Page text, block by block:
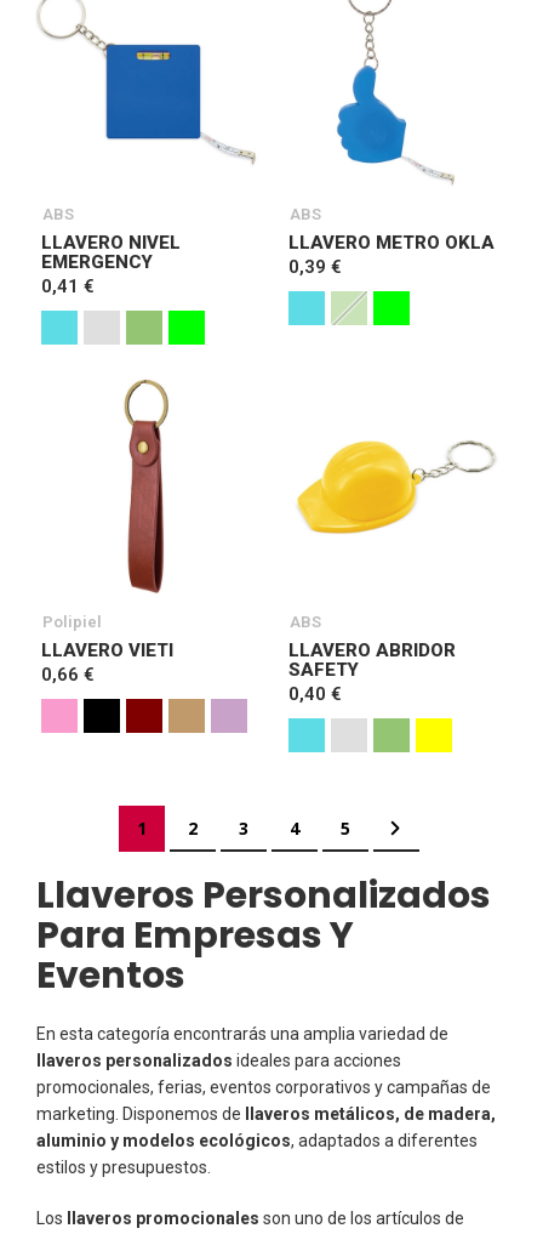
ABS
LLAVERO NIVEL
EMERGENCY
0,41 €
ABS
LLAVERO METRO OKLA
0,39 €
Polipiel
LLAVERO VIETI
0,66 €
ABS
LLAVERO ABRIDOR
SAFETY
0,40 €
Actualmente estás leyendo página
1 Página
2 Página
3 Página
4 Página
5 Página
Siguiente
Llaveros Personalizados
Para Empresas Y
Eventos
En esta categoría encontrarás una amplia variedad de
llaveros personalizados ideales para acciones
promocionales, ferias, eventos corporativos y campañas de
marketing. Disponemos de
llaveros metálicos, de madera,
aluminio y modelos ecológicos, adaptados a diferentes
estilos y presupuestos.
Los llaveros promocionales son uno de los artículos de